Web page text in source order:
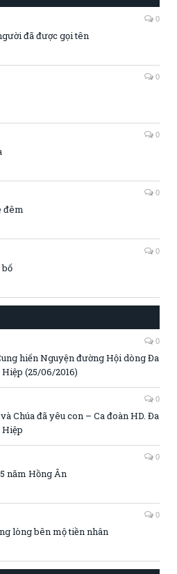
0
đã được gọi tên
0
0
0
đêm
0
0
hiến Nguyện đường Hội dòng Đa
(25/06/2016)
0
Chúa đã yêu con – Ca đoàn HD. Đa
0
năm Hồng Ân
0
lòng bên mộ tiền nhân